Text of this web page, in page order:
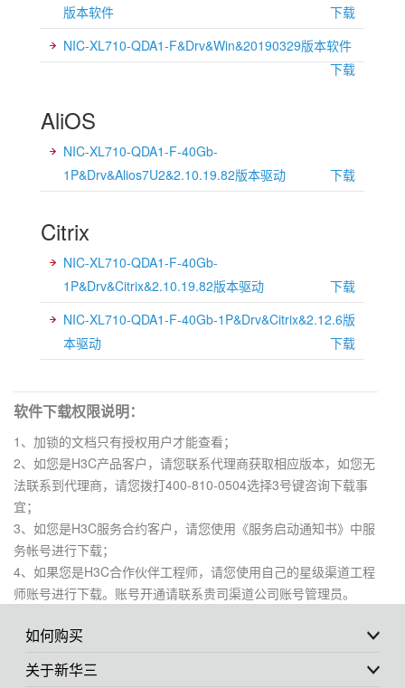
版本软件
下载
NIC-XL710-QDA1-F&Drv&Win&20190329版本软件
下载
AliOS
NIC-XL710-QDA1-F-40Gb-
1P&Drv&Alios7U2&2.10.19.82版本驱动
下载
Citrix
NIC-XL710-QDA1-F-40Gb-
1P&Drv&Citrix&2.10.19.82版本驱动
下载
NIC-XL710-QDA1-F-40Gb-1P&Drv&Citrix&2.12.6版
本驱动
下载
软件下载权限说明：
1、加锁的文档只有授权用户才能查看；
2、如您是H3C产品客户，请您联系代理商获取相应版本，如您无
法联系到代理商，请您拨打400-810-0504选择3号键咨询下载事
宜；
3、如您是H3C服务合约客户，请您使用《服务启动通知书》中服
务帐号进行下载；
4、如果您是H3C合作伙伴工程师，请您使用自己的星级渠道工程
师账号进行下载。账号开通请联系贵司渠道公司账号管理员。
如何购买
关于新华三